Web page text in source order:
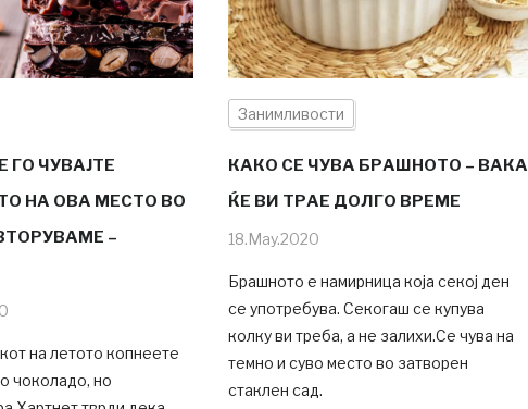
ГО ЧУВАЈТЕ
НА ОВА МЕСТО ВО
–
на летото копнеете
чоколадо, но
Занимливости
КАКО СЕ ЧУВА БРАШНОТО – ВАКА
ЌЕ ВИ ТРАЕ ДОЛГО ВРЕМЕ
18.May.2020
Брашното е намирница која секој ден
се употребува. Секогаш се купува
колку ви треба, а не залихи.Се чува на
темно и суво место во затворен
стаклен сад.